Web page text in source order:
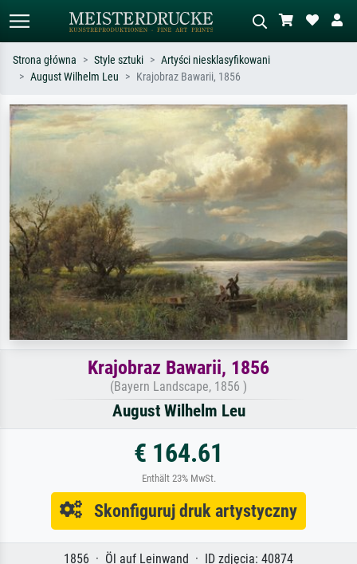
Szukaj wg artysty, tytułu lub stylu – np.
Monet, Gwiaździsta noc,
impresjonizm, fala Hokusaia, akt.
Opisz scenę – np. zielona łąka,
abstrakcja z czerwienią, ciemny olej,
stojący akt obok drzewa.
Strona główna Style sztuki
Artyści niesklasyfikowani
August Wilhelm Leu
Krajobraz Bawarii, 1856
Krajobraz Bawarii, 1856
(Bayern Landscape, 1856 )
August Wilhelm Leu
€ 164.61
Enthält 23% MwSt.
Skonfiguruj druk artystyczny
1856 · Öl auf Leinwand · ID zdjęcia: 40874